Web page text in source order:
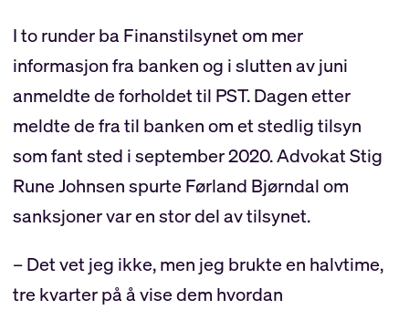
I to runder ba Finanstilsynet om mer
informasjon fra banken og i slutten av juni
anmeldte de forholdet til PST. Dagen etter
meldte de fra til banken om et stedlig tilsyn
som fant sted i september 2020. Advokat Stig
Rune Johnsen spurte Førland Bjørndal om
sanksjoner var en stor del av tilsynet.
– Det vet jeg ikke, men jeg brukte en halvtime,
tre kvarter på å vise dem hvordan